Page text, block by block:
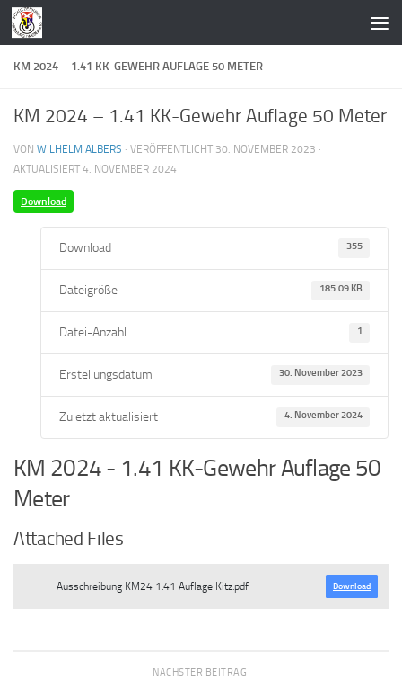
Zum Inhalt springen
KM 2024 – 1.41 KK-GEWEHR AUFLAGE 50 METER
KM 2024 – 1.41 KK-Gewehr Auflage 50 Meter
VON WILHELM ALBERS · VERÖFFENTLICHT 30. NOVEMBER 2023 ·
AKTUALISIERT 4. NOVEMBER 2024
Download
Download 355
Dateigröße 185.09 KB
Datei-Anzahl 1
Erstellungsdatum 30. November 2023
Zuletzt aktualisiert 4. November 2024
KM 2024 - 1.41 KK-Gewehr Auflage 50
Meter
Attached Files
Ausschreibung KM24 1.41 Auflage Kitz.pdf Download
NÄCHSTER BEITRAG